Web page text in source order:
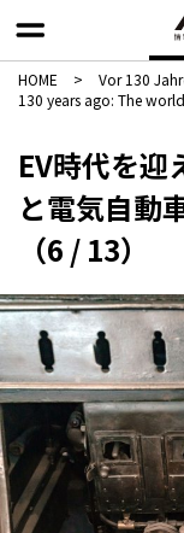
HOME >
Vor 130
130 years ago: The
EV時代を迎
と電気自動
（6 / 13）